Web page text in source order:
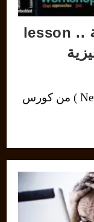
الأخبار في اللغة الإنجليزية .. lesson
مفهوم – درس رقم 38 بعنوان ( News ) من كورس